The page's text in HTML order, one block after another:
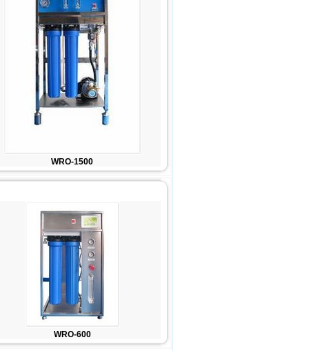
WRO-1500
WRO-600